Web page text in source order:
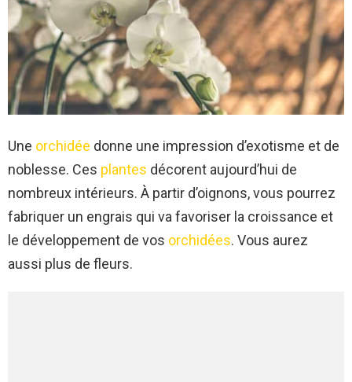
Une orchidée donne une impression d’exotisme et de
noblesse. Ces plantes décorent aujourd’hui de
nombreux intérieurs. À partir d’oignons, vous pourrez
fabriquer un engrais qui va favoriser la croissance et
le développement de vos orchidées. Vous aurez
aussi plus de fleurs.